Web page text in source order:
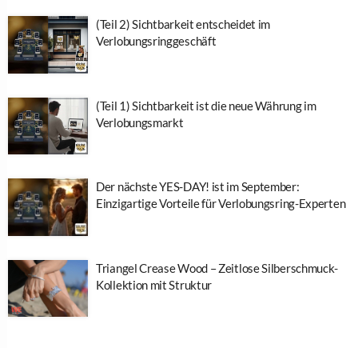
(Teil 2) Sichtbarkeit entscheidet im
Verlobungsringgeschäft
(Teil 1) Sichtbarkeit ist die neue Währung im
Verlobungsmarkt
Der nächste YES-DAY! ist im September:
Einzigartige Vorteile für Verlobungsring-Experten
Triangel Crease Wood – Zeitlose Silberschmuck-
Kollektion mit Struktur